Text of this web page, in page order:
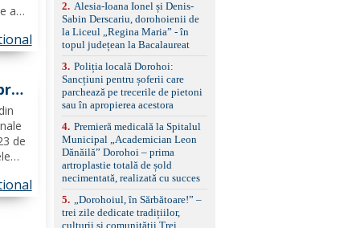
ani,
de
la
schimbare bandă și
menținere bandă Faruri
bi-xenon adaptive cu
asistent fază lungă
automată , lumini de zi
LED, proiectoare ceață
LED, spălătoare faruri
față/spate, cameră
marșarier Keyless entry
& start, geamuri electrice
față/spate, oglinzi
electrice, încălzite și
rabatabile Sistem hands-
free, Bluetooth, USB
Sistem start/stop, frână
2. Alesia-Ioana Ionel și Denis-
Sabin Derscariu, dorohoienii de
la Liceul „Regina Maria” - în
topul județean la Bacalaureat
3. Poliția locală Dorohoi:
Sancțiuni pentru șoferii care
parchează pe trecerile de pietoni
sau în apropierea acestora
4. Premieră medicală la Spitalul
Municipal „Academician Leon
Dănăilă” Dorohoi – prima
artroplastie totală de șold
necimentată, realizată cu succes
5.
„Dorohoiul, în Sărbătoare!” –
trei zile dedicate tradițiilor,
culturii și comunității Trei